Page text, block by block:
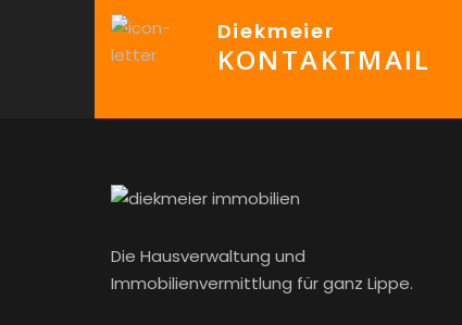
Diekmeier
KONTAKTMAIL
Die Hausverwaltung und
Immobilienvermittlung für ganz Lippe.